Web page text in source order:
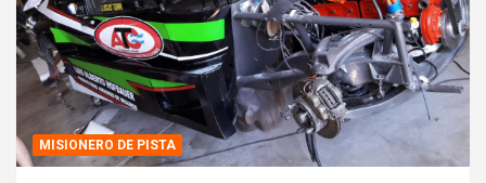
MISIONERO DE PISTA